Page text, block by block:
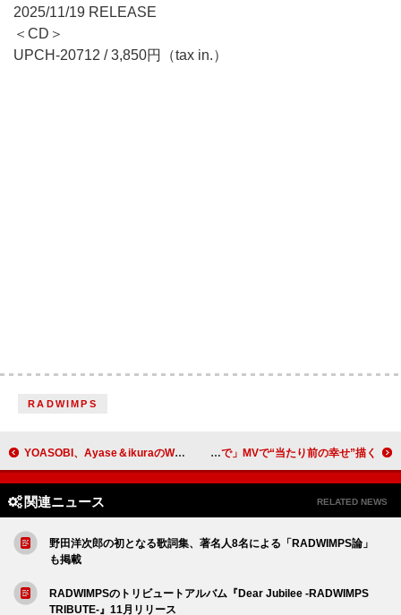
2025/11/19 RELEASE
＜CD＞
UPCH-20712 / 3,850円（tax in.）
RADWIMPS
YOASOBI、Ayase＆ikuraのWボーカル「劇上」ライブ映像を公開 マルシィ、代表曲「ラブソング」のアンサーソング「隣で」MVで“当たり前の幸せ”描く
関連ニュース RELATED NEWS
野田洋次郎の初となる歌詞集、著名人8名による「RADWIMPS論」
も掲載
RADWIMPSのトリビュートアルバム『Dear Jubilee -RADWIMPS
TRIBUTE-』11月リリース